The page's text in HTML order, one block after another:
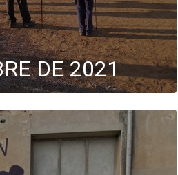
DE 2021